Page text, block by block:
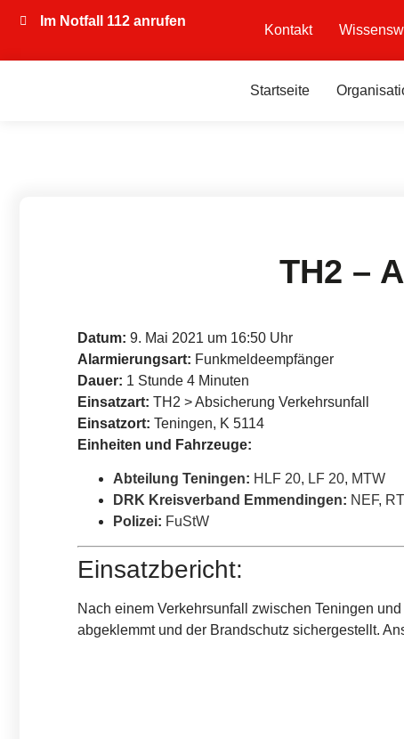
Im Notfall 112 anrufen
Kontakt
Startseite
TH2 –
Datum: 9. Mai 2021 um 16:50 Uhr
Alarmierungsart: Funkmeldeempfänger
Dauer: 1 Stunde 4 Minuten
Einsatzart: TH2 > Absicherung Verkehrsunfall
Einsatzort: Teningen, K 5114
Einheiten und Fahrzeuge:
Abteilung Teningen: HLF 20, LF 20, MTW
DRK Kreisverband Emmendingen: NEF,
Polizei: FuStW
Einsatzbericht:
Nach einem Verkehrsunfall zwischen Teningen
abgeklemmt und der Brandschutz sichergestellt.